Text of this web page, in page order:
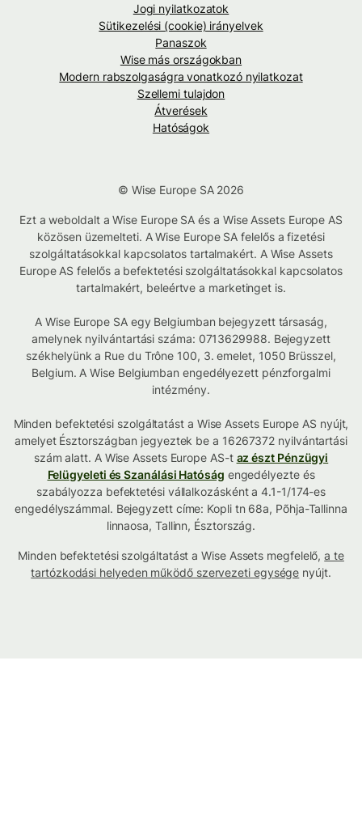
Jogi nyilatkozatok
Sütikezelési (cookie) irányelvek
Panaszok
Wise más országokban
Modern rabszolgaságra vonatkozó nyilatkozat
Szellemi tulajdon
Átverések
Hatóságok
© Wise Europe SA 2026
Ezt a weboldalt a Wise Europe SA és a Wise Assets Europe AS
közösen üzemelteti. A Wise Europe SA felelős a fizetési
szolgáltatásokkal kapcsolatos tartalmakért. A Wise Assets
Europe AS felelős a befektetési szolgáltatásokkal kapcsolatos
tartalmakért, beleértve a marketinget is.
A Wise Europe SA egy Belgiumban bejegyzett társaság,
amelynek nyilvántartási száma: 0713629988. Bejegyzett
székhelyünk a Rue du Trône 100, 3. emelet, 1050 Brüsszel,
Belgium. A Wise Belgiumban engedélyezett pénzforgalmi
intézmény.
Minden befektetési szolgáltatást a Wise Assets Europe AS nyújt,
amelyet Észtországban jegyeztek be a 16267372 nyilvántartási
szám alatt. A Wise Assets Europe AS-t az észt Pénzügyi
Felügyeleti és Szanálási Hatóság engedélyezte és
szabályozza befektetési vállalkozásként a 4.1-1/174-es
engedélyszámmal. Bejegyzett címe: Kopli tn 68a, Põhja-Tallinna
linnaosa, Tallinn, Észtország.
Minden befektetési szolgáltatást a Wise Assets megfelelő,a te
tartózkodási helyeden működő szervezeti egysége nyújt.